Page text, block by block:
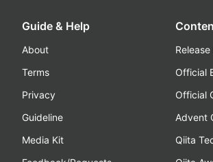
Guide & Help
About
Terms
Privacy
Guideline
Media Kit
Official
Official
Advent
Qiita